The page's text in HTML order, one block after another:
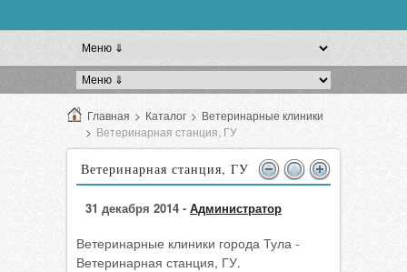
Главная > Каталог > Ветеринарные клиники
> Ветеринарная станция, ГУ
Ветеринарная станция, ГУ
31 декабря 2014 - Администратор
Ветеринарные клиники города Тула -
Ветеринарная станция, ГУ.